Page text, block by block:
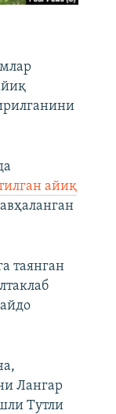
айиқ
таянган
Лангар
Тутли